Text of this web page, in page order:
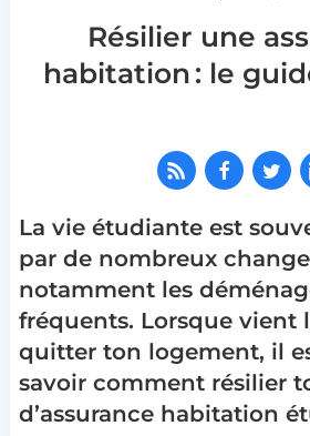
Résilier une
habitation : le
La vie étudiante est
par de nombreux
notamment les
fréquents. Lorsque vient
quitter ton logement, il
savoir comment résilier
d’assurance habitation